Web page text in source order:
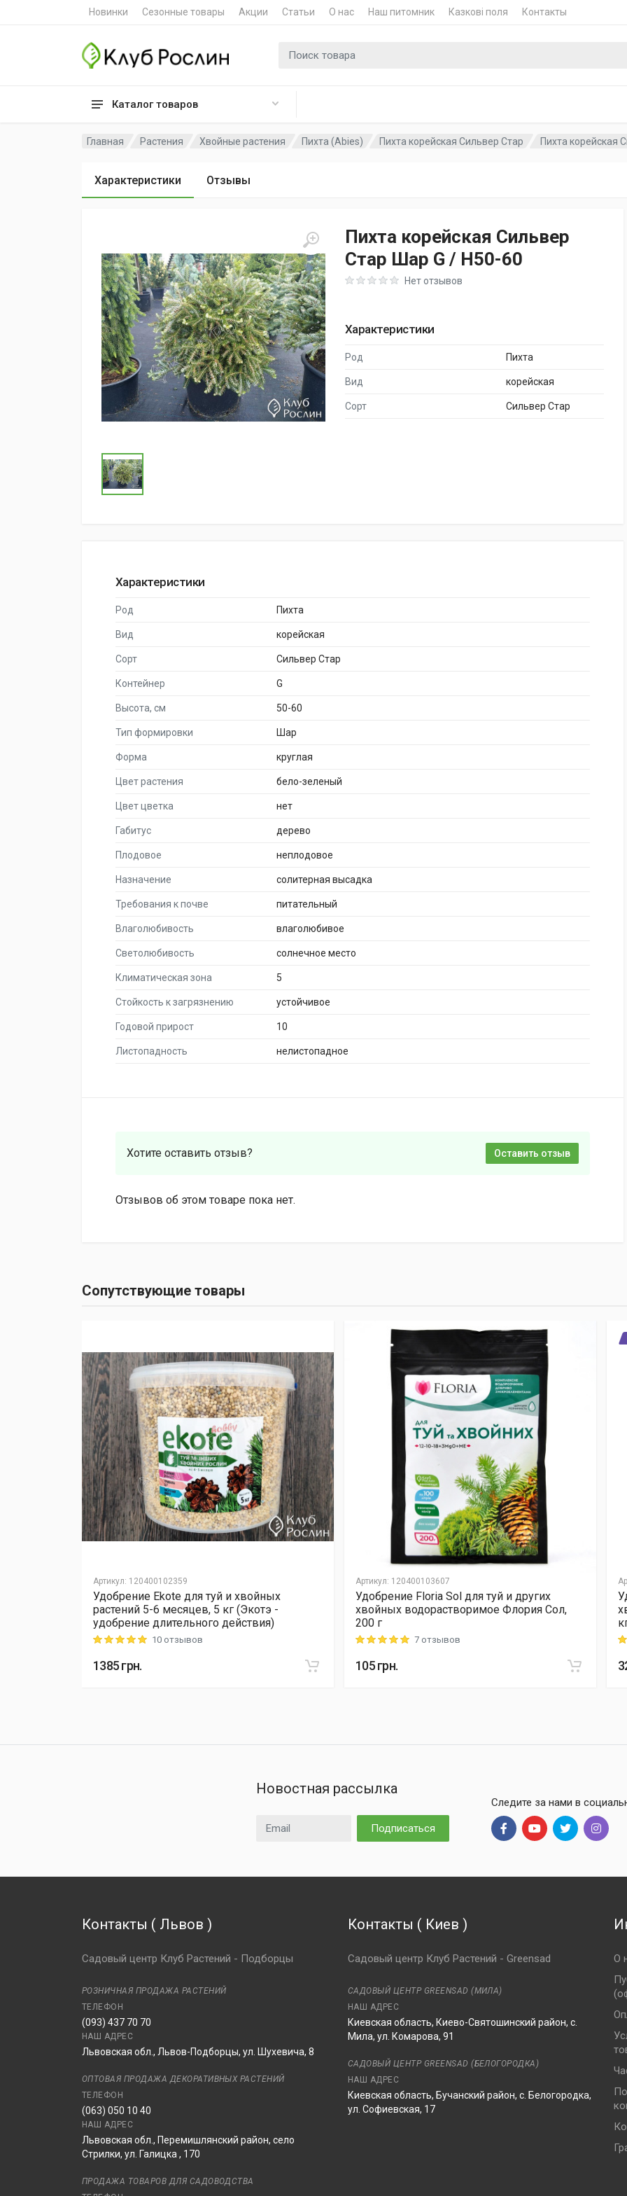
Новинки Сезонные товары Акции Статьи О нас Наш питомник Казкові поля Контакты
Каталог товаров
Поиск для
Главная Растения Хвойные растения Пихта (Abies) Пихта корейская Сильвер Стар Пихта корейская
Характеристики Отзывы
Пихта корейская Сильвер
Стар Шар G / H50-60
Rating: 0 out of 5Нет отзывов
Характеристики
Род Пихта
Вид корейская
Сорт Сильвер Стар
Характеристики
Род Пихта
Вид корейская
Сорт Сильвер Стар
Контейнер G
Высота, см 50-60
Тип формировки Шар
Форма круглая
Цвет растения бело-зеленый
Цвет цветка нет
Габитус дерево
Плодовое неплодовое
Назначение солитерная высадка
Требования к почве питательный
Влаголюбивость влаголюбивое
Светолюбивость солнечное место
Климатическая зона 5
Стойкость к загрязнению устойчивое
Годовой прирост 10
Листопадность нелистопадное
Хотите оставить отзыв? Оставить отзыв
Отзывов об этом товаре пока нет.
Сопутствующие товары
Артикул: 120400102359
Удобрение Ekote для туй и хвойных
растений 5-6 месяцев, 5 кг (Экотэ -
удобрение длительного действия)
Rating: 5 out of 510 отзывов
1385грн.
Артикул: 120400103607
Удобрение Floria Sol для туй и других
хвойных водорастворимое Флория Сол,
200 г
Rating: 5 out of 57 отзывов
105грн.
Новостная рассылка
Email адрес Подписаться
Следите за нами в
Контакты ( Львов )
Садовый центр Клуб Растений - Подборцы
РОЗНИЧНАЯ ПРОДАЖА РАСТЕНИЙ
ТЕЛЕФОН
(093) 437 70 70
НАШ АДРЕС
Львовская обл., Львов-Подборцы, ул. Шухевича, 8
ОПТОВАЯ ПРОДАЖА ДЕКОРАТИВНЫХ РАСТЕНИЙ
ТЕЛЕФОН
(063) 050 10 40
НАШ АДРЕС
Львовская обл., Перемишлянский район, село
Стрилки, ул. Галицка , 170
ПРОДАЖА ТОВАРОВ ДЛЯ САДОВОДСТВА
Контакты ( Киев )
Садовый центр Клуб Растений - Greensad
САДОВЫЙ ЦЕНТР GREENSAD (МИЛА)
НАШ АДРЕС
Киевская область, Киево-Святошинский район, с.
Мила, ул. Комарова, 91
САДОВЫЙ ЦЕНТР GREENSAD (БЕЛОГОРОДКА)
НАШ АДРЕС
Киевская область, Бучанский район, с. Белогородка,
ул. Софиевская, 17
О